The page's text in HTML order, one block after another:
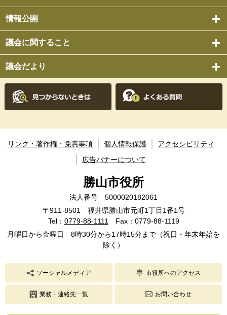
情報公開
議会に関すること
議会だより
リンク・著作権・免責事項 個人情報保護
アクセシビリティ
広告バナーについて
勝山市役所
法人番号 5000020182061
〒911-8501 福井県勝山市元町1丁目1番1号
Tel： 0779-88-1111
Fax：0779-88-1119
月曜日から金曜日 8時30分から17時15分まで（祝日・年末年始を
除く）
ソーシャルメディア 市役所へのアクセス
業務・連絡先一覧 お問い合わせ